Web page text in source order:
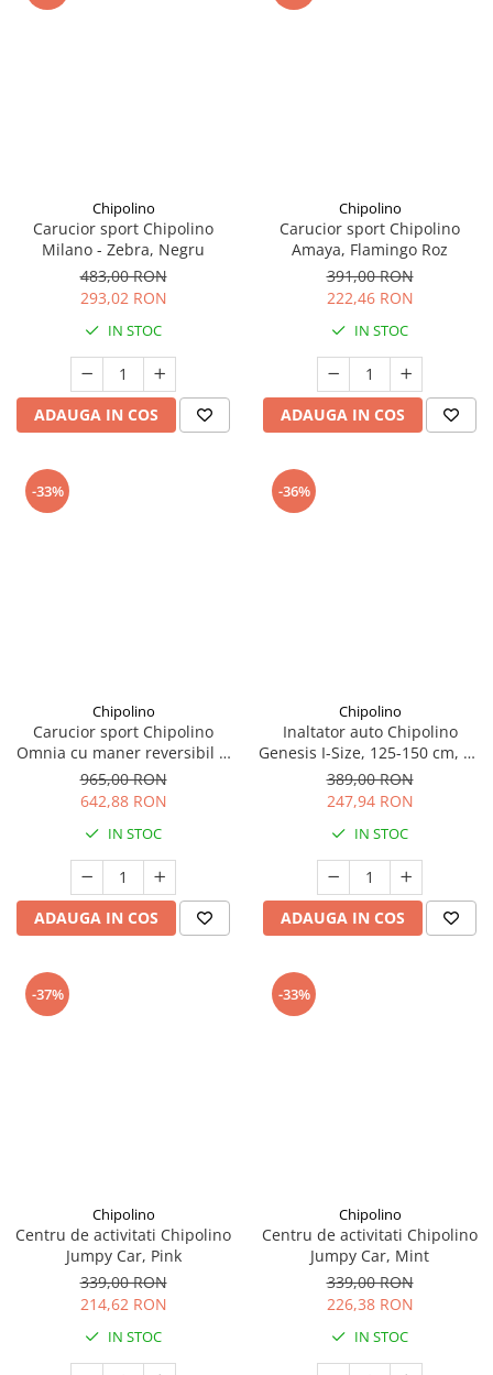
Chipolino
Carucior sport Chipolino
Milano - Zebra, Negru
483,00 RON
293,02 RON
IN STOC
ADAUGA IN COS
Chipolino
Carucior sport Chipolino
Amaya, Flamingo Roz
391,00 RON
222,46 RON
IN STOC
ADAUGA IN COS
-33%
Chipolino
Carucior sport Chipolino
Omnia cu maner reversibil si
husa picioare, Cashmere
965,00 RON
642,88 RON
IN STOC
ADAUGA IN COS
-36%
Chipolino
Inaltator auto Chipolino
Genesis I-Size, 125-150 cm, cu
sistem Isofix, Noir
389,00 RON
247,94 RON
IN STOC
ADAUGA IN COS
-37%
Chipolino
Centru de activitati Chipolino
Jumpy Car, Pink
339,00 RON
214,62 RON
IN STOC
-33%
Chipolino
Centru de activitati Chipolino
Jumpy Car, Mint
339,00 RON
226,38 RON
IN STOC